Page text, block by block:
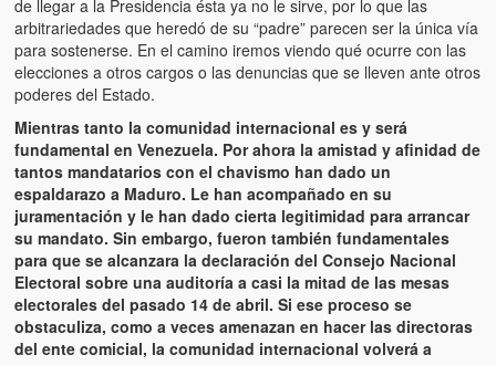
de llegar a la Presidencia ésta ya no le sirve, por lo que las
arbitrariedades que heredó de su “padre” parecen ser la única vía
para sostenerse. En el camino iremos viendo qué ocurre con las
elecciones a otros cargos o las denuncias que se lleven ante otros
poderes del Estado.
Mientras tanto la comunidad internacional es y será
fundamental en Venezuela. Por ahora la amistad y afinidad de
tantos mandatarios con el chavismo han dado un
espaldarazo a Maduro. Le han acompañado en su
juramentación y le han dado cierta legitimidad para arrancar
su mandato. Sin embargo, fueron también fundamentales
para que se alcanzara la declaración del Consejo Nacional
Electoral sobre una auditoría a casi la mitad de las mesas
electorales del pasado 14 de abril. Si ese proceso se
obstaculiza, como a veces amenazan en hacer las directoras
del ente comicial, la comunidad internacional volverá a